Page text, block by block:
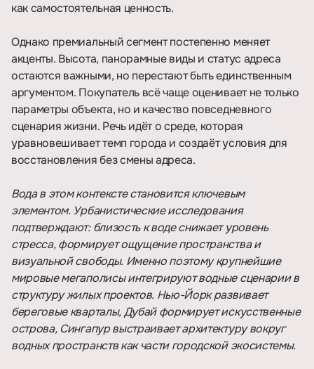
как самостоятельная ценность.
Однако премиальный сегмент постепенно меняет
акценты. Высота, панорамные виды и статус адреса
остаются важными, но перестают быть единственным
аргументом. Покупатель всё чаще оценивает не только
параметры объекта, но и качество повседневного
сценария жизни. Речь идёт о среде, которая
уравновешивает темп города и создаёт условия для
восстановления без смены адреса.
Вода в этом контексте становится ключевым
элементом. Урбанистические исследования
подтверждают: близость к воде снижает уровень
стресса, формирует ощущение пространства и
визуальной свободы. Именно поэтому крупнейшие
мировые мегаполисы интегрируют водные сценарии в
структуру жилых проектов. Нью-Йорк развивает
береговые кварталы, Дубай формирует искусственные
острова, Сингапур выстраивает архитектуру вокруг
водных пространств как части городской экосистемы.